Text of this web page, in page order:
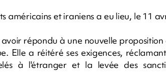
américains et iraniens a eu lieu, le 11
répondu à une nouvelle proposition
Elle a réitéré ses exigences,
à l'étranger et la levée des